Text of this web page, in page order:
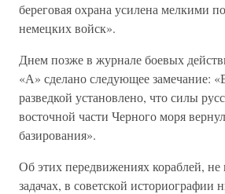
береговая охрана усилена мелкими
немецких войск».
Днем позже в журнале боевых
«А» сделано следующее замечание:
разведкой установлено, что силы
восточной части Черного моря
базирования».
Об этих передвижениях кораблей, не
задачах, в советской историографии